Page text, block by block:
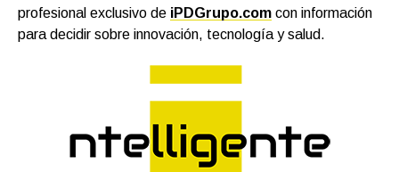
profesional exclusivo de iPDGrupo.com con información
para decidir sobre innovación, tecnología y salud.